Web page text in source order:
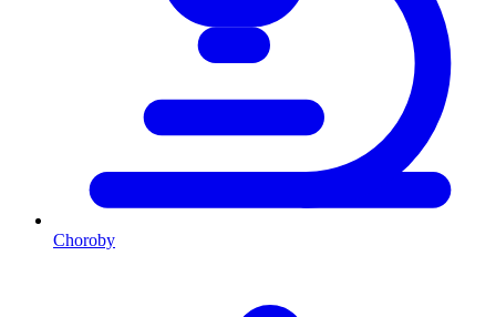
Choroby